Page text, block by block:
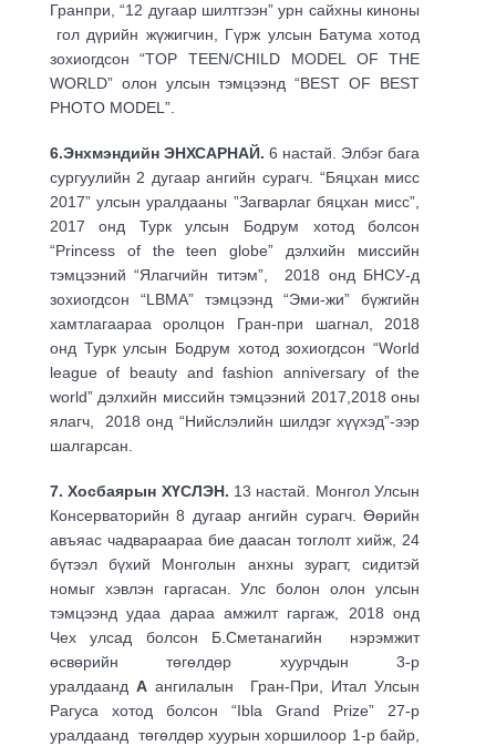
Гранпри, “12 дугаар шилтгээн” урн сайхны киноны
гол дүрийн жүжигчин, Гүрж улсын Батума хотод
зохиогдсон “TOP TEEN/CHILD MODEL OF THE
WORLD” олон улсын тэмцээнд “BEST OF BEST
PHOTO MODEL”.
6.Энхмэндийн ЭНХСАРНАЙ. 6 настай. Элбэг бага
сургуулийн 2 дугаар ангийн сурагч. “Бяцхан мисс
2017” улсын уралдааны ”Загварлаг бяцхан мисс”,
2017 онд Турк улсын Бодрум хотод болсон
“Princess of the teen globe” дэлхийн миссийн
тэмцээний “Ялагчийн титэм”, 2018 онд БНСУ-д
зохиогдсон “LBMA” тэмцээнд “Эми-жи” бүжгийн
хамтлагаараа оролцон Гран-при шагнал, 2018
онд Турк улсын Бодрум хотод зохиогдсон “World
league of beauty and fashion anniversary of the
world” дэлхийн миссийн тэмцээний 2017,2018 оны
ялагч, 2018 онд “Нийслэлийн шилдэг хүүхэд”-ээр
шалгарсан.
7. Хосбаярын ХҮСЛЭН. 13 настай. Монгол Улсын
Консерваторийн 8 дугаар ангийн сурагч. Өөрийн
авъяас чадвараараа бие даасан тоглолт хийж, 24
бүтээл бүхий Монголын анхны зурагт, сидитэй
номыг хэвлэн гаргасан. Улс болон олон улсын
тэмцээнд удаа дараа амжилт гаргаж, 2018 онд
Чех улсад болсон Б.Сметанагийн нэрэмжит
өсвөрийн төгөлдөр хуурчдын 3-р
уралдаандА ангилалын Гран-При, Итал Улсын
Рагуса хотод болсон “Ibla Grand Prize” 27-р
уралдаанд төгөлдөр хуурын хоршилоор 1-р байр,